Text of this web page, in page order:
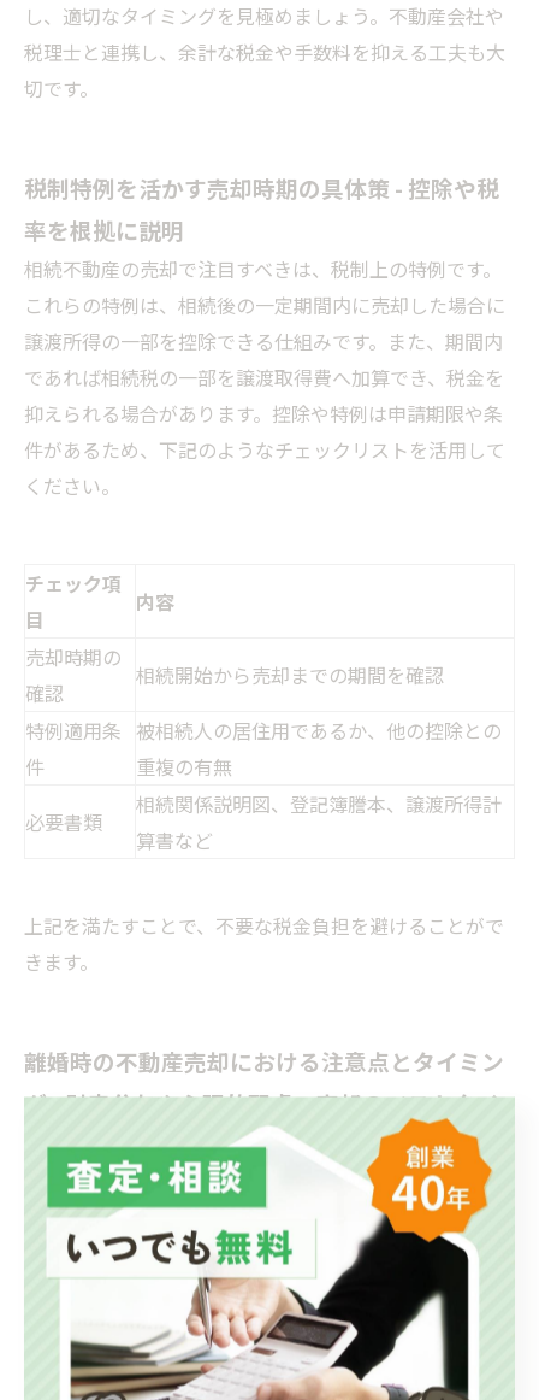
し、適切なタイミングを見極めましょう。不動産会社や
税理士と連携し、余計な税金や手数料を抑える工夫も大
切です。
税制特例を活かす売却時期の具体策 - 控除や税
率を根拠に説明
相続不動産の売却で注目すべきは、税制上の特例です。
これらの特例は、相続後の一定期間内に売却した場合に
譲渡所得の一部を控除できる仕組みです。また、期間内
であれば相続税の一部を譲渡取得費へ加算でき、税金を
抑えられる場合があります。控除や特例は申請期限や条
件があるため、下記のようなチェックリストを活用して
ください。
チェック項
目
内容
売却時期の
確認
相続開始から売却までの期間を確認
特例適用条
件
被相続人の居住用であるか、他の控除との
重複の有無
必要書類
相続関係説明図、登記簿謄本、譲渡所得計
算書など
上記を満たすことで、不要な税金負担を避けることがで
きます。
離婚時の不動産売却における注意点とタイミン
グ - 財産分与や心理的配慮、売却のベストタイ
ミングを示す
離婚時の不動産売却は、財産分与や住宅ローンの残債処
理、生活の再スタートなど複数の課題が絡み合います。
売却タイミングとしては、双方の同意が得られやすい離
婚成立前後が理想ですが、感情的なトラブルを回避する
ためにも第三者である不動産会社や弁護士のサポートが
不可欠です。査定や売買契約、分与の割合については事